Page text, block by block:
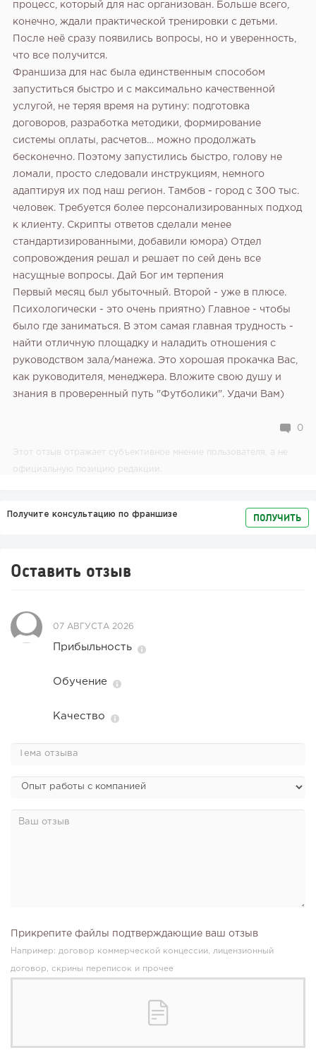
процесс, который для нас организован. Больше всего,
конечно, ждали практической тренировки с детьми.
После неё сразу появились вопросы, но и уверенность,
что все получится.
Франшиза для нас была единственным способом
запуститься быстро и с максимально качественной
услугой, не теряя время на рутину: подготовка
договоров, разработка методики, формирование
системы оплаты, расчетов… можно продолжать
бесконечно. Поэтому запустились быстро, голову не
ломали, просто следовали инструкциям, немного
адаптируя их под наш регион. Тамбов - город с 300 тыс.
человек. Требуется более персонализированных подход
к клиенту. Скрипты ответов сделали менее
стандартизированными, добавили юмора) Отдел
сопровождения решал и решает по сей день все
насущные вопросы. Дай Бог им терпения
Первый месяц был убыточный. Второй - уже в плюсе.
Психологически - это очень приятно) Главное - чтобы
было где заниматься. В этом самая главная трудность -
найти отличную площадку и наладить отношения с
руководством зала/манежа. Это хорошая прокачка Вас,
как руководителя, менеджера. Вложите свою душу и
знания в проверенный путь "Футболики". Удачи Вам)
0
Этот отзыв отражает субъективное мнение пользователя, а не
официальную позицию редакции.
Получите консультацию по франшизе ПОЛУЧИТЬ
Оставить отзыв
07 АВГУСТА 2026
Прибыльность
Обучение
Качество
Прикрепите файлы подтверждающие ваш отзыв
Например: договор коммерческой концессии, лицензионный
договор, скрины переписок и прочее